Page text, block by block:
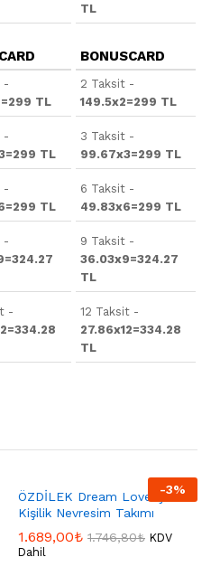
TL
-
TL
-
TL
-
TL
-
-
BONUSCARD
2 Taksit -
149.5x2=299 TL
3 Taksit -
99.67x3=299 TL
6 Taksit -
49.83x6=299 TL
9 Taksit -
36.03x9=324.27
TL
12 Taksit -
27.86x12=334.28
TL
-3%
ÖZDİLEK Dream Love Çift
Kişilik Nevresim Takımı
1.689,00₺ 1.746,80₺ KDV
Dahil